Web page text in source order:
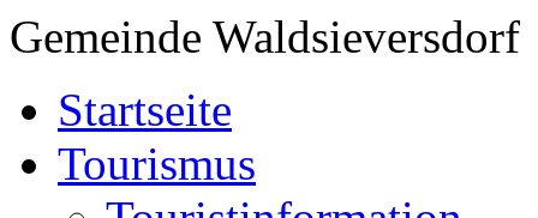
Gemeinde Waldsieversdorf
Startseite
Tourismus